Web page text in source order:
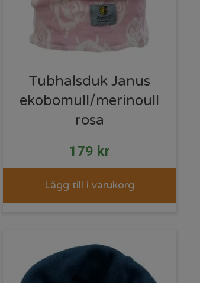
Tubhalsduk Janus
ekobomull/merinoull
rosa
179 kr
Lägg till i varukorg